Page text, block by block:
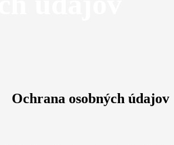
Ochrana osobných údajov